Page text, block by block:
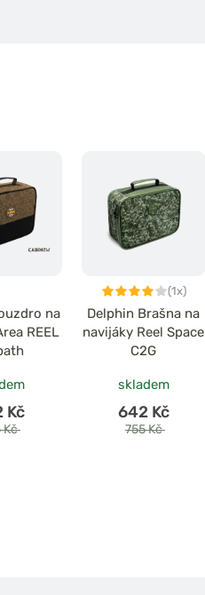
na
REEL
Kč
Kč
(1x)
Delphin Brašna na
navijáky Reel Space
C2G
skladem
642 Kč
755 Kč